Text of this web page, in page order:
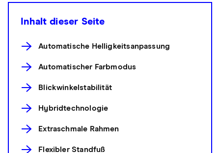
Inhalt dieser Seite
Automatische Helligkeitsanpassung
Automatischer Farbmodus
Blickwinkelstabilität
Hybridtechnologie
Extraschmale Rahmen
Flexibler Standfuß